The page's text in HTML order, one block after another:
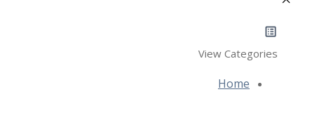
View Categories
Home